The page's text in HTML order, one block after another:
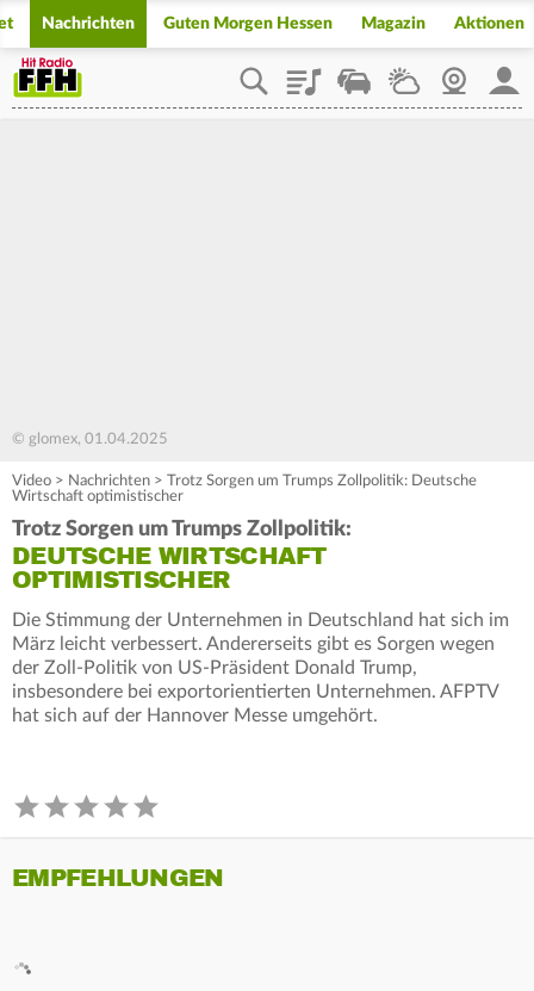
Nachrichten Guten Morgen Hessen Magazin Aktionen
PlaylistStaupilotWetterWebcam
© glomex, 01.04.2025
Video > Nachrichten > Trotz Sorgen um Trumps Zollpolitik: Deutsche
Wirtschaft optimistischer
Trotz Sorgen um Trumps Zollpolitik:
DEUTSCHE WIRTSCHAFT
OPTIMISTISCHER
Die Stimmung der Unternehmen in Deutschland hat sich im
März leicht verbessert. Andererseits gibt es Sorgen wegen
der Zoll-Politik von US-Präsident Donald Trump,
insbesondere bei exportorientierten Unternehmen. AFPTV
hat sich auf der Hannover Messe umgehört.
EMPFEHLUNGEN